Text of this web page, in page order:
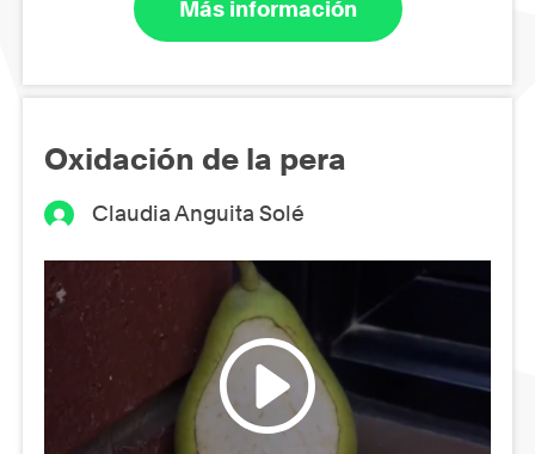
Más información
Oxidación de la pera
Claudia Anguita Solé